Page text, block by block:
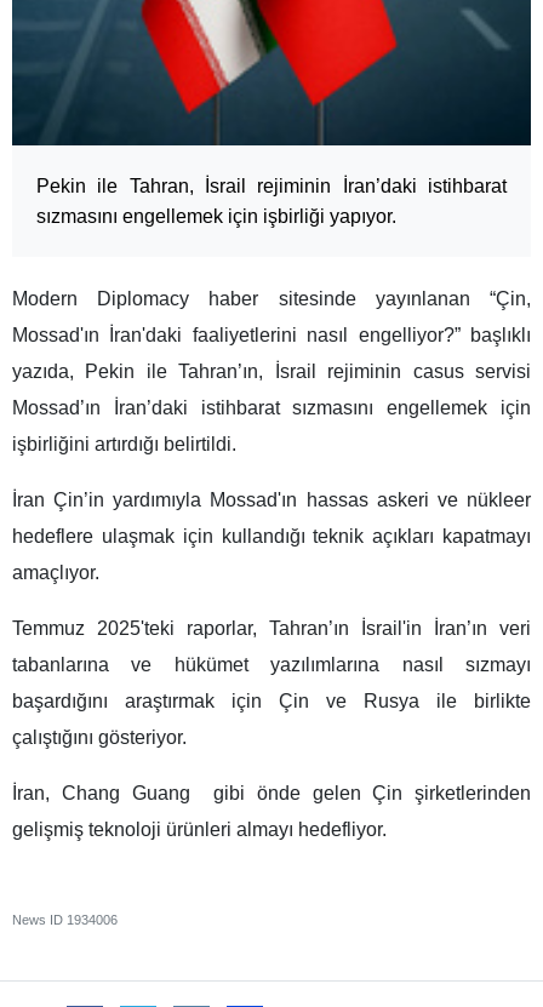
Pekin ile Tahran, İsrail rejiminin İran’daki istihbarat
sızmasını engellemek için işbirliği yapıyor.
Modern Diplomacy haber sitesinde yayınlanan “Çin,
Mossad'ın İran'daki faaliyetlerini nasıl engelliyor?” başlıklı
yazıda, Pekin ile Tahran’ın, İsrail rejiminin casus servisi
Mossad’ın İran’daki istihbarat sızmasını engellemek için
işbirliğini artırdığı belirtildi.
İran Çin’in yardımıyla Mossad'ın hassas askeri ve nükleer
hedeflere ulaşmak için kullandığı teknik açıkları kapatmayı
amaçlıyor.
Temmuz 2025'teki raporlar, Tahran’ın İsrail'in İran’ın veri
tabanlarına ve hükümet yazılımlarına nasıl sızmayı
başardığını araştırmak için Çin ve Rusya ile birlikte
çalıştığını gösteriyor.
İran, Chang Guang gibi önde gelen Çin şirketlerinden
gelişmiş teknoloji ürünleri almayı hedefliyor.
News ID 1934006